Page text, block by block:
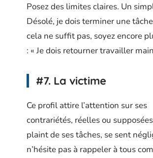
Posez des limites claires. Un
Désolé, je dois terminer une
cela ne suffit pas, soyez encore
: « Je dois retourner travailler
#7. La victime
Ce profil attire l’attention sur ses
contrariétés, réelles ou
plaint de ses tâches, se sent
n’hésite pas à rappeler à tous